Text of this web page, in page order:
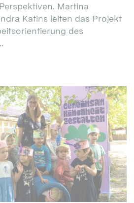
Martina
Katins leiten das Projekt
des